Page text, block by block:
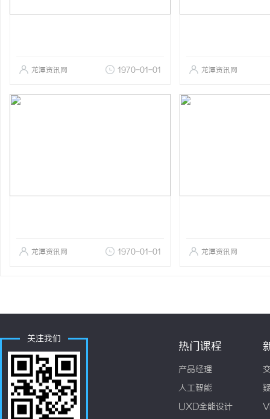
龙潭资讯网 1970-01-01 龙潭资讯网
龙潭资讯网 1970-01-01 龙潭资讯网
关注我们
热门课程
产品经理
人工智能
UXD全能设计